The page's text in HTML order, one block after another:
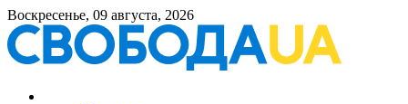
Воскресенье, 09 августа, 2026